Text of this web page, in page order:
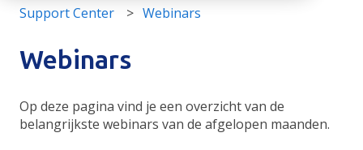
Support Center Webinars
Webinars
Op deze pagina vind je een overzicht van de
belangrijkste webinars van de afgelopen maanden.